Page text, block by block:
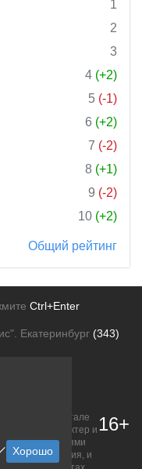
1
2
3
4 (+2)
5 (-1)
6 (+2)
7 (-2)
8 (+1)
9 (-2)
10 (+2)
Общий рейтинг
Ctrl+Enter
Екатеринбург (343)
на портале
характер и
положениями
описания, и
16+